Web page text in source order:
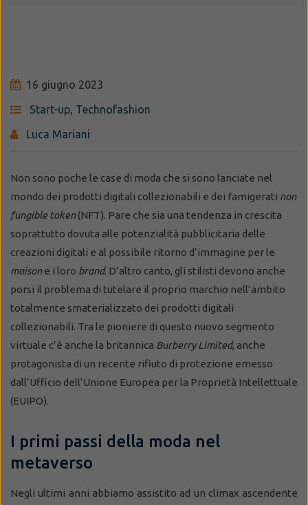
16 giugno 2023
Start-up, Technofashion
Luca Mariani
Non sono poche le case di moda che si sono lanciate nel
mondo dei prodotti digitali collezionabili e dei famigerati non
fungible token(NFT). Pare che sia una tendenza in crescita
soprattutto dovuta alle potenzialità pubblicitaria delle
creazioni digitali e al possibile ritorno d’immagine per le
maisone i loro brand. D’altro canto, gli stilisti devono anche
porsi il problema di tutelare il proprio marchio nell’ambito
totalmente smaterializzato dei prodotti digitali
collezionabili. Tra le pioniere di questo nuovo segmento
virtuale c’è anche la britannica Burberry Limited, anche
protagonista di un recente rifiuto di protezione emesso
dall’Ufficio dell’Unione Europea per la Proprietà Intellettuale
(EUIPO).
I primi passi della moda nel
metaverso
Negli ultimi anni abbiamo assistito ad un climax ascendente